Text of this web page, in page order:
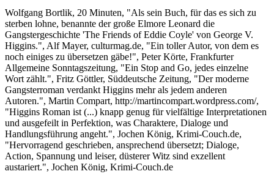
Wolfgang Bortlik, 20 Minuten, "Als sein Buch, für das es sich zu
sterben lohne, benannte der große Elmore Leonard die
Gangstergeschichte 'The Friends of Eddie Coyle' von George V.
Higgins.", Alf Mayer, culturmag.de, "Ein toller Autor, von dem es
noch einiges zu übersetzen gäbe!", Peter Körte, Frankfurter
Allgemeine Sonntagszeitung, "Ein Stop and Go, jedes einzelne
Wort zählt.", Fritz Göttler, Süddeutsche Zeitung, "Der moderne
Gangsterroman verdankt Higgins mehr als jedem anderen
Autoren.", Martin Compart, http://martincompart.wordpress.com/,
"Higgins Roman ist (...) knapp genug für vielfältige Interpretationen
und ausgefeilt in Perfektion, was Charaktere, Dialoge und
Handlungsführung angeht.", Jochen König, Krimi-Couch.de,
"Hervorragend geschrieben, ansprechend übersetzt; Dialoge,
Action, Spannung und leiser, düsterer Witz sind exzellent
austariert.", Jochen König, Krimi-Couch.de